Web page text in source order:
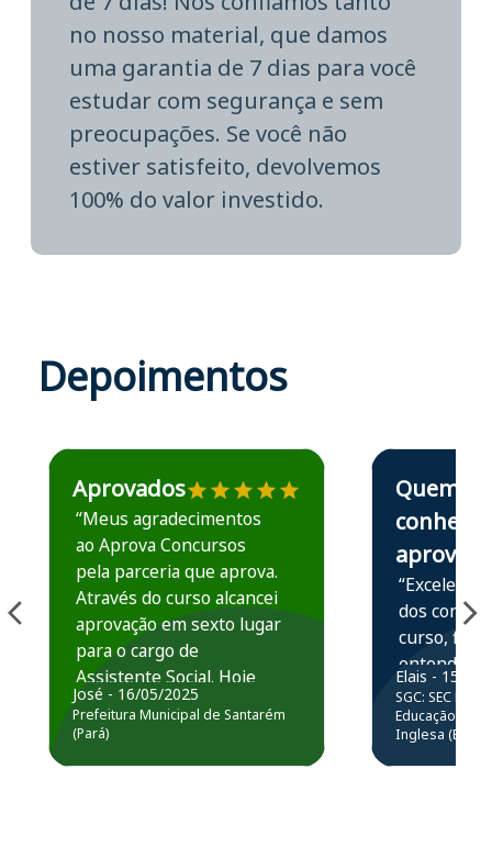
no nosso material, que damos
uma garantia de 7 dias para você
estudar com segurança e sem
preocupações. Se você não
estiver satisfeito, devolvemos
100% do valor investido.
Depoimentos
Estudante José recomenda o Aprova Concursos em
Aprovados
“Meus agradecimentos
ao Aprova Concursos
pela parceria que aprova.
Através do curso alcancei
aprovação em sexto lugar
para o cargo de
Assistente Social. Hoje
estou atuando na
Prefeitura de Santarém.
José - 16/05/2025
Prefeitura Municipal de Santarém
(Pará)
Estudante Elais
Quem
conhece,
aprova
“Excelente
dos
curso,
entender e
prática
resolução
questões.”
Elais - 15/07/
SGC: SEC BA
Educação
Inglesa (Edital